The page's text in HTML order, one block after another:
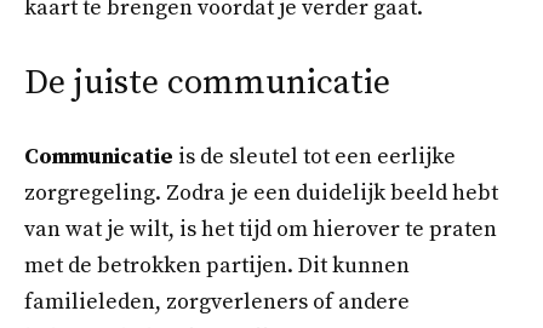
kaart te brengen voordat je verder gaat.
De juiste communicatie
Communicatie is de sleutel tot een eerlijke
zorgregeling. Zodra je een duidelijk beeld hebt
van wat je wilt, is het tijd om hierover te praten
met de betrokken partijen. Dit kunnen
familieleden, zorgverleners of andere